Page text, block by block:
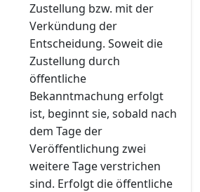
Zustellung bzw. mit der
Verkündung der
Entscheidung. Soweit die
Zustellung durch
öffentliche
Bekanntmachung erfolgt
ist, beginnt sie, sobald nach
dem Tage der
Veröffentlichung zwei
weitere Tage verstrichen
sind. Erfolgt die öffentliche